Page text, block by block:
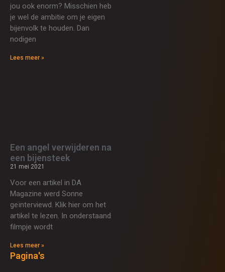
jou ook enorm? Misschien heb
je wel de ambitie om je eigen
bijenvolk te houden. Dan
nodigen
Lees meer »
Een angel verwijderen na
een bijensteek
21 mei 2021
Voor een artikel in DA
Magazine werd Sonne
geïnterviewd. Klik hier om het
artikel te lezen. In onderstaand
filmpje wordt
Lees meer »
Pagina's